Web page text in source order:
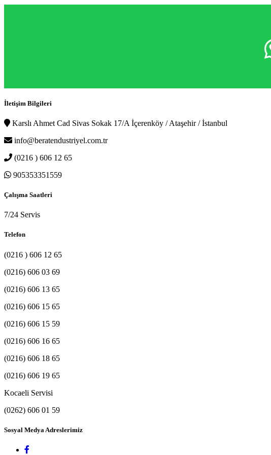
İletişim Bilgileri
Karslı Ahmet Cad Sivas Sokak 17/A İçerenköy / Ataşehir / İstanbul
info@beratendustriyel.com.tr
(0216 ) 606 12 65
905353351559
Çalışma Saatleri
7/24 Servis
Telefon
(0216 ) 606 12 65
(0216) 606 03 69
(0216) 606 13 65
(0216) 606 15 65
(0216) 606 15 59
(0216) 606 16 65
(0216) 606 18 65
(0216) 606 19 65
Kocaeli Servisi
(0262) 606 01 59
Sosyal Medya Adreslerimiz